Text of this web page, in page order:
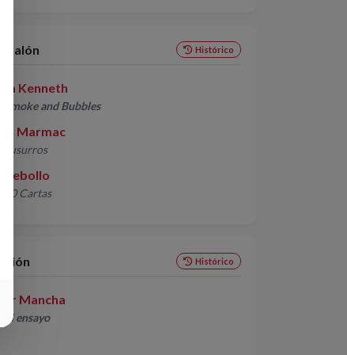
Salón Histórico
Kenneth
Smoke and Bubbles
Marmac
Susurros
Rebollo
10 Cartas
Histórico
Mancha
ensayo